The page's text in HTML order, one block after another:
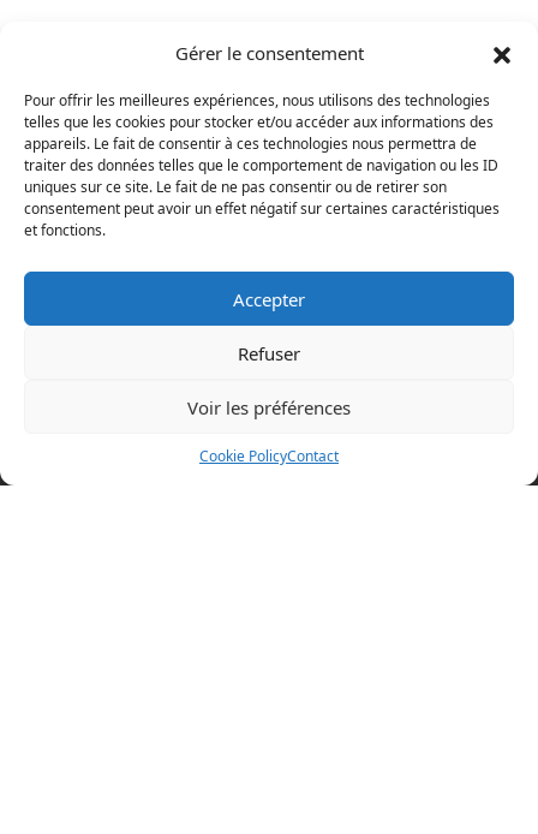
Gérer le consentement
Pour offrir les meilleures expériences, nous utilisons des technologies
telles que les cookies pour stocker et/ou accéder aux informations des
appareils. Le fait de consentir à ces technologies nous permettra de
traiter des données telles que le comportement de navigation ou les ID
uniques sur ce site. Le fait de ne pas consentir ou de retirer son
consentement peut avoir un effet négatif sur certaines caractéristiques
et fonctions.
Accepter
Refuser
Voir les préférences
Cookie PolicyContact
Politique en matière de cookies